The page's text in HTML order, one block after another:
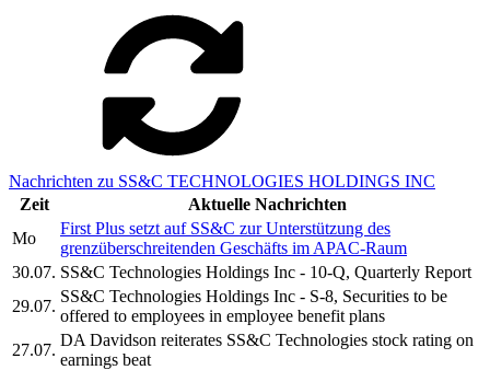
Nachrichten zu SS&C TECHNOLOGIES HOLDINGS INC
Zeit
Aktuelle Nachrichten
Mo
First Plus setzt auf SS&C zur Unterstützung des
grenzüberschreitenden Geschäfts im APAC-Raum
30.07. SS&C Technologies Holdings Inc - 10-Q, Quarterly Report
29.07.
SS&C Technologies Holdings Inc - S-8, Securities to be
offered to employees in employee benefit plans
27.07.
DA Davidson reiterates SS&C Technologies stock rating on
earnings beat